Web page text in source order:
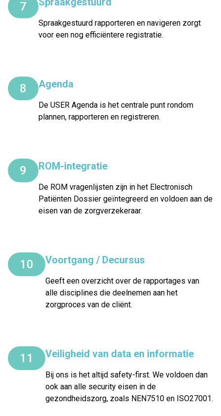
7
Spraakgestuurd rapporteren en navigeren zorgt
voor een nog efficiëntere registratie.
8 Agenda
De USER Agenda is het centrale punt rondom
plannen, rapporteren en registreren.
9 ROM-integratie
De ROM vragenlijsten zijn in het Electronisch
Patiënten Dossier geïntegreerd en voldoen aan de
eisen van de zorgverzekeraar.
10 Voortgang / Decursus
Geeft een overzicht over de rapportages van
alle disciplines die deelnemen aan het
zorgproces van de cliënt.
11 Veiligheid van data en informatie
Bij ons is het altijd safety-first. We voldoen dan
ook aan alle security eisen in de
gezondheidszorg, zoals NEN7510 en ISO27001.